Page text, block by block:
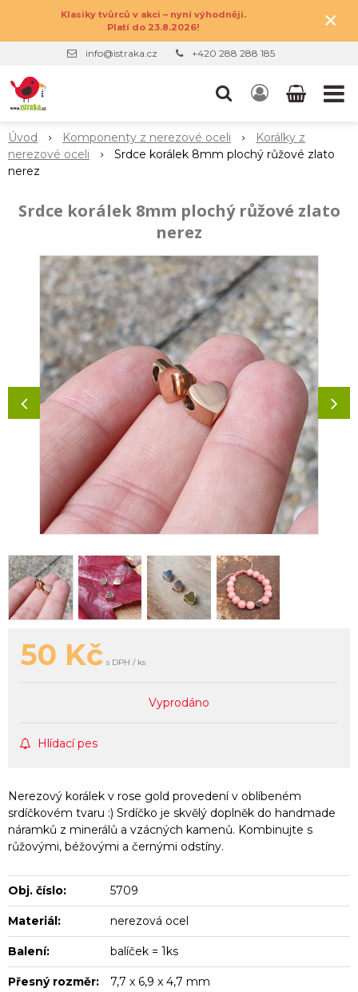
Klasiky tvůrců v akci – nyní výhodněji.
Platí do 23.8.2026!
×
info@istraka.cz +420 288 288 185
Úvod Komponenty z nerezové oceli
Korálky z
nerezové oceli
Srdce korálek 8mm plochý růžové zlato
nerez
Srdce korálek 8mm plochý růžové zlato
nerez
50 Kč s DPH / ks
Vyprodáno
Hlídací pes
Nerezový korálek v rose gold provedení v oblíbeném
srdíčkovém tvaru :) Srdíčko je skvělý doplněk do handmade
náramků z minerálů a vzácných kamenů. Kombinujte s
růžovými, béžovými a černými odstíny.
Obj. číslo: 5709
Materiál: nerezová ocel
Balení: balíček = 1ks
Přesný rozměr: 7,7 x 6,9 x 4,7 mm